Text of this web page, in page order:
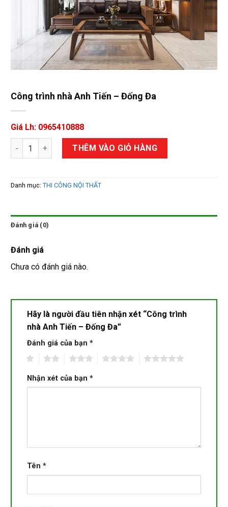
Công trình nhà Anh Tiến – Đống Đa
Giá Lh: 0965410888
Công trình nhà Anh Tiến - Đống Đa số lượng
THÊM VÀO GIỎ HÀNG
Danh mục: THI CÔNG NỘI THẤT
Đánh giá (0)
Đánh giá
Chưa có đánh giá nào.
Hãy là người đầu tiên nhận xét “Công trình
nhà Anh Tiến – Đống Đa”
Đánh giá của bạn *
Nhận xét của bạn *
Tên *